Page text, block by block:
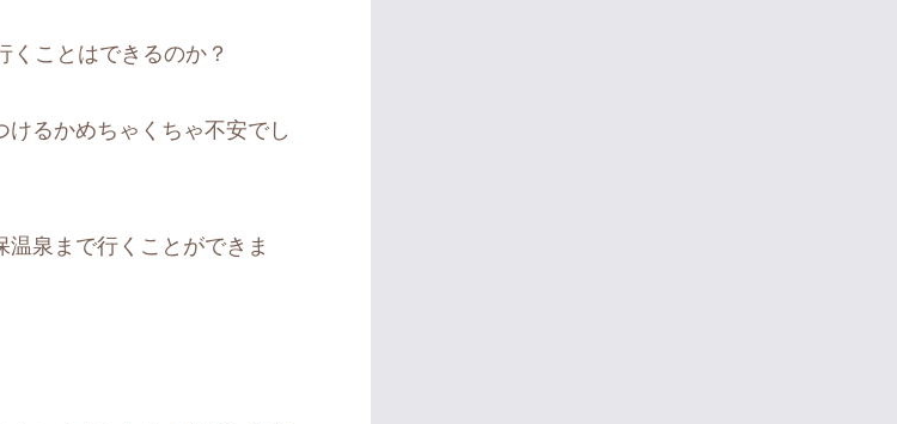
くことはできるのか？
るかめちゃくちゃ不安でし
泉まで行くことができま